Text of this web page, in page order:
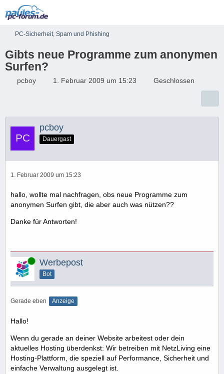
PC-Sicherheit, Spam und Phishing
Gibts neue Programme zum anonymen
Surfen?
pcboy 1. Februar 2009 um 15:23 Geschlossen
pcboy
Dauergast
1. Februar 2009 um 15:23
hallo, wollte mal nachfragen, obs neue Programme zum
anonymen Surfen gibt, die aber auch was nützen??
Danke für Antworten!
Online Werbepost
Bot
Gerade eben Anzeige
Hallo!
Wenn du gerade an deiner Website arbeitest oder dein
aktuelles Hosting überdenkst: Wir betreiben mit NetzLiving eine
Hosting-Plattform, die speziell auf Performance, Sicherheit und
einfache Verwaltung ausgelegt ist.